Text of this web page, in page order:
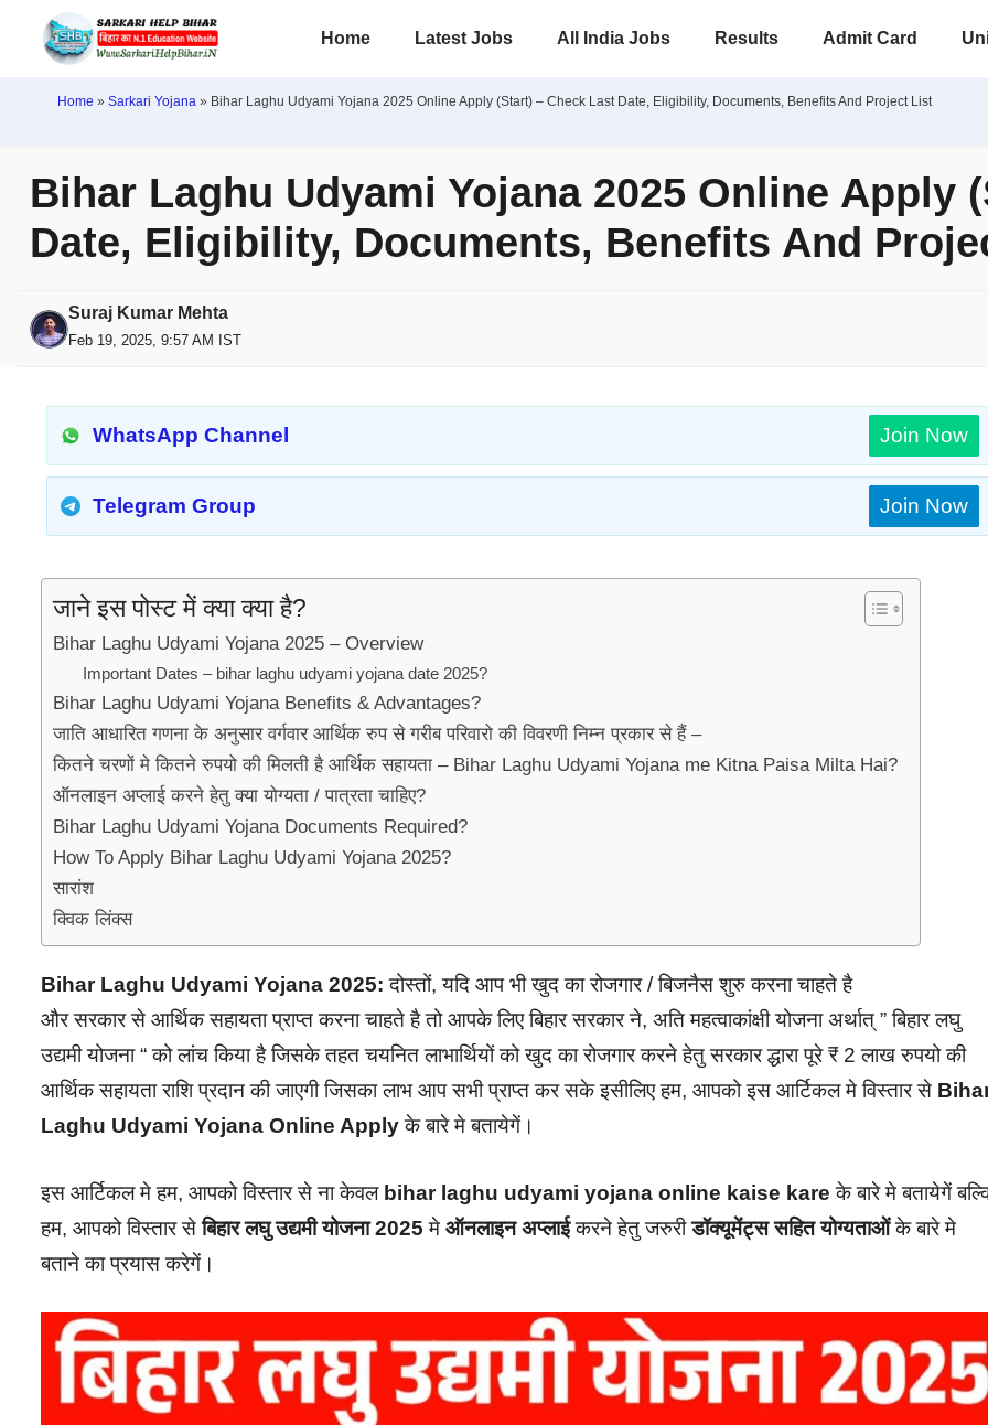
Home Latest Jobs All India Jobs Results Admit Card
Home » Sarkari Yojana » Bihar Laghu Udyami Yojana 2025 Online Apply (Start) – Check Last Date, Eligibility, Documents, Benefits And Project List
Bihar Laghu Udyami Yojana 2025 Online Apply
Date, Eligibility, Documents, Benefits And
Suraj Kumar Mehta
Feb 19, 2025, 9:57 AM IST
WhatsApp Channel Join Now
Telegram Group Join Now
जाने इस पोस्ट में क्या क्या है?
Bihar Laghu Udyami Yojana 2025 – Overview
Important Dates – bihar laghu udyami yojana date 2025?
Bihar Laghu Udyami Yojana Benefits & Advantages?
जाति आधारित गणना के अनुसार वर्गवार आर्थिक रुप से गरीब परिवारो की विवरणी निम्न प्रकार से हैं –
कितने चरणों मे कितने रुपयो की मिलती है आर्थिक सहायता – Bihar Laghu Udyami Yojana me Kitna Paisa Milta Hai?
ऑनलाइन अप्लाई करने हेतु क्या योग्यता / पात्रता चाहिए?
Bihar Laghu Udyami Yojana Documents Required?
How To Apply Bihar Laghu Udyami Yojana 2025?
सारांश
क्विक लिंक्स
Bihar Laghu Udyami Yojana 2025:दोस्तों, यदि आप भी खुद का रोजगार / बिजनैस शुरु करना चाहते है
और सरकार से आर्थिक सहायता प्राप्त करना चाहते है तो आपके लिए बिहार सरकार ने, अति महत्वाकांक्षी योजना अर्थात् ” बिहार लघु
उद्यमी योजना “ को लांच किया है जिसके तहत चयनित लाभार्थियों को खुद का रोजगार करने हेतु सरकार द्धारा पूरे ₹ 2 लाख रुपयो की
आर्थिक सहायता राशि प्रदान की जाएगी जिसका लाभ आप सभी प्राप्त कर सके इसीलिए हम, आपको इस आर्टिकल मे विस्तार से
Laghu Udyami Yojana Online Applyके बारे मे बतायेगें।
इस आर्टिकल मे हम, आपको विस्तार से ना केवलbihar laghu udyami yojana online kaise kare के बारे मे बतायेगें
हम, आपको विस्तार सेबिहार लघु उद्यमी योजना 2025 मे ऑनलाइन अप्लाईकरने हेतु जरुरीडॉक्यूमेंट्स सहित योग्यताओंके बारे मे
बताने का प्रयास करेगें।